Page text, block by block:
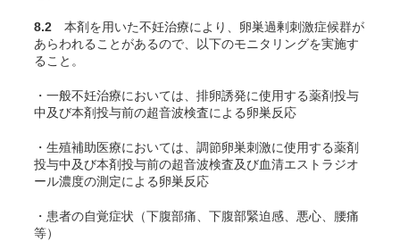
8.2 本剤を用いた不妊治療により、卵巣過剰刺激症候群が
あらわれることがあるので、以下のモニタリングを実施す
ること。
・一般不妊治療においては、排卵誘発に使用する薬剤投与
中及び本剤投与前の超音波検査による卵巣反応
・生殖補助医療においては、調節卵巣刺激に使用する薬剤
投与中及び本剤投与前の超音波検査及び血清エストラジオ
ール濃度の測定による卵巣反応
・患者の自覚症状（下腹部痛、下腹部緊迫感、悪心、腰痛
等）